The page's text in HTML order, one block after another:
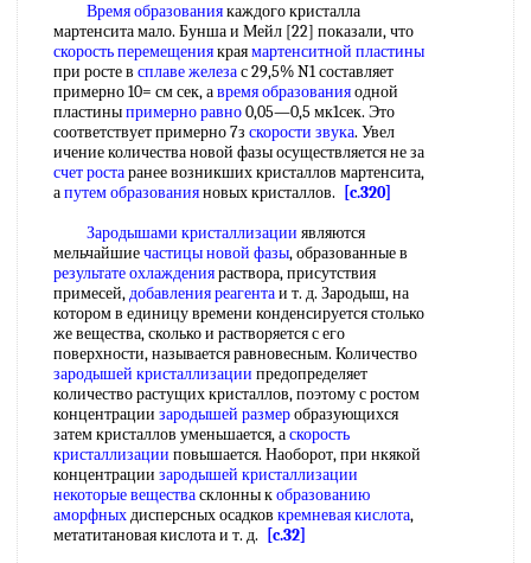
Время образованиякаждого кристалла
мартенсита мало. Бунша и Мейл [22] показали, что
скорость перемещениякраямартенситной пластины
при росте в сплаве железас 29,5% N1 составляет
примерно 10= см сек, авремя образованияодной
пластиныпримерно равно0,05—0,5 мк1сек. Это
соответствует примерно 7з скорости звука. Увел
ичение количества новой фазы осуществляется не за
счет ростаранее возникших кристаллов мартенсита,
апутем образованияновых кристаллов.
[c.320]
Зародышами кристаллизации являются
мельчайшиечастицы новой фазы, образованные в
результате охлажденияраствора, присутствия
примесей,добавления реагентаи т. д. Зародыш, на
котором в единицу времени конденсируется столько
же вещества, сколько и растворяется с его
поверхности, называется равновесным. Количество
зародышей кристаллизации предопределяет
количество растущих кристаллов, поэтому с ростом
концентрации зародышей размеробразующихся
затем кристаллов уменьшается, аскорость
кристаллизации повышается. Наоборот, при нкякой
концентрации зародышей кристаллизации
некоторые веществасклонны кобразованию
аморфныхдисперсных осадков кремневая кислота,
метатитановая кислота и т. д.
[c.32]